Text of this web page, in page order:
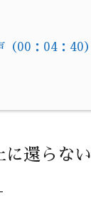
（00：04：40）
に還らない